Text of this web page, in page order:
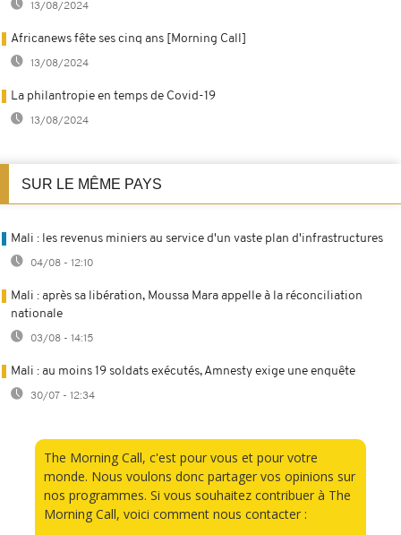
13/08/2024
Africanews fête ses cinq ans [Morning Call]
13/08/2024
La philantropie en temps de Covid-19
13/08/2024
SUR LE MÊME PAYS
Mali : les revenus miniers au service d'un vaste plan d'infrastructures
04/08 - 12:10
Mali : après sa libération, Moussa Mara appelle à la réconciliation
nationale
03/08 - 14:15
Mali : au moins 19 soldats exécutés, Amnesty exige une enquête
30/07 - 12:34
The Morning Call, c'est pour vous et pour votre
monde. Nous voulons donc partager vos opinions sur
nos programmes. Si vous souhaitez contribuer à The
Morning Call, voici comment nous contacter :